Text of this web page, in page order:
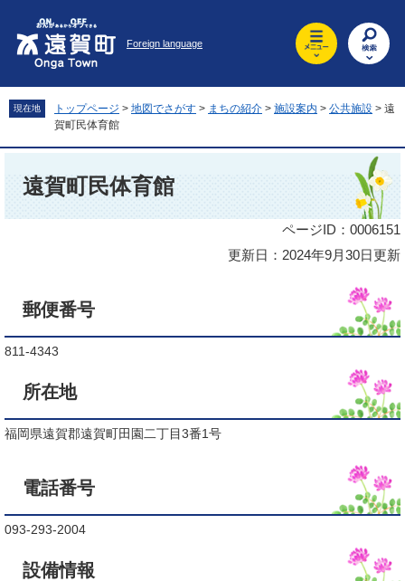
先
頭
を
飛
へ
Foreign language
現在地 トップページ > 地図でさがす > まちの紹介 > 施設案内 > 公共施設 > 遠
賀町民体育館
遠賀町民体育館
ページID：0006151
更新日：2024年9月30日更新
郵便番号
811-4343
所在地
福岡県遠賀郡遠賀町田園二丁目3番1号
電話番号
093-293-2004
設備情報